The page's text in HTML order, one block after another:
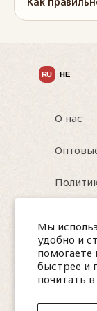
Мы
удобно и
помогаете
быстрее и
почитать в
нержавеющая
📌 Легкий уход:
О нас
Israel,
RU HE